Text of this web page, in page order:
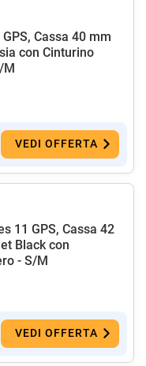
Cassa 40 mm
con Cinturino
M
VEDI OFFERTA
11 GPS, Cassa 42
Black con
- S/M
VEDI OFFERTA